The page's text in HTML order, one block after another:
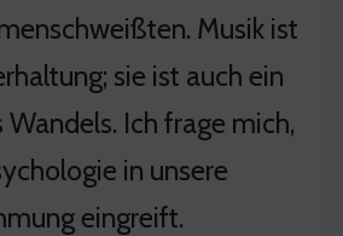
Musik ist
sie ist auch ein
Ich frage mich,
in unsere
eingreift.